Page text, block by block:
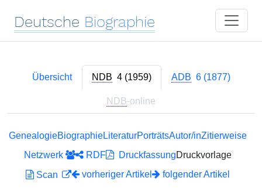
Deutsche Biographie
Übersicht NDB 4 (1959) ADB 6 (1877)
NDB-online
GenealogieBiographieLiteraturPorträtsAutor/inZitierweise
Netzwerk
RDF DruckfassungDruckvorlage
Scan
vorheriger Artikel folgender Artikel